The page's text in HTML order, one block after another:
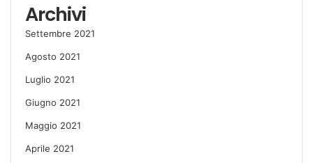
Archivi
Settembre 2021
Agosto 2021
Luglio 2021
Giugno 2021
Maggio 2021
Aprile 2021